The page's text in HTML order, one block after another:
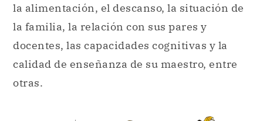
la alimentación, el descanso, la situación de
la familia, la relación con sus pares y
docentes, las capacidades cognitivas y la
calidad de enseñanza de su maestro, entre
otras.